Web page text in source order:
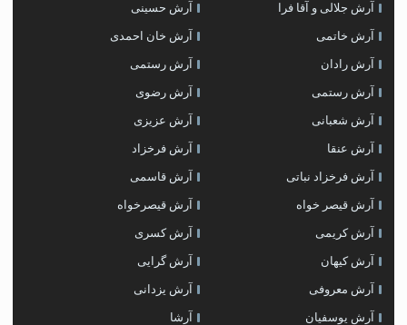
آرش جلالی و آقا فرا آرش حسینی
آرش خاتمی آرش خان احمدی
آرش رادان آرش رستمى
آرش رستمی آرش رضوی
آرش شعبانی آرش عزیزی
آرش عنقا آرش فرخزاد
آرش فرخزاد نباتی آرش قاسمی
آرش قیصر خواه آرش قیصرخواه
آرش کریمی آرش کسری
آرش کیهان آرش گرایی
آرش معروفی آرش یزدانی
آرش یوسفیان آرشا